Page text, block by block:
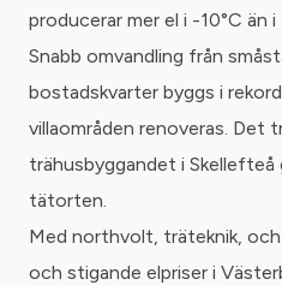
producerar mer el i -10°C än i
Snabb omvandling från
bostadskvarter byggs i
villaområden renoveras. Det
trähusbyggandet i Skellefteå
tätorten.
Med northvolt, träteknik,
och stigande elpriser i